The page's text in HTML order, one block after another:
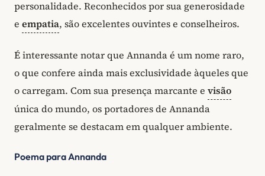
personalidade. Reconhecidos por sua generosidade
e empatia, são excelentes ouvintes e conselheiros.
É interessante notar que Annanda é um nome raro,
o que confere ainda mais exclusividade àqueles que
o carregam. Com sua presença marcante e visão
única do mundo, os portadores de Annanda
geralmente se destacam em qualquer ambiente.
Poema para Annanda